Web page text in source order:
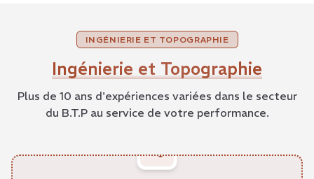
INGÉNIERIE ET TOPOGRAPHIE
Ingénierie et Topographie
Plus de 10 ans d'expériences variées dans le secteur
du B.T.P au service de votre performance.